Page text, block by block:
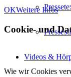
Videos &
OKWeitere Infos
Cookie- und
Wie wir Cookies